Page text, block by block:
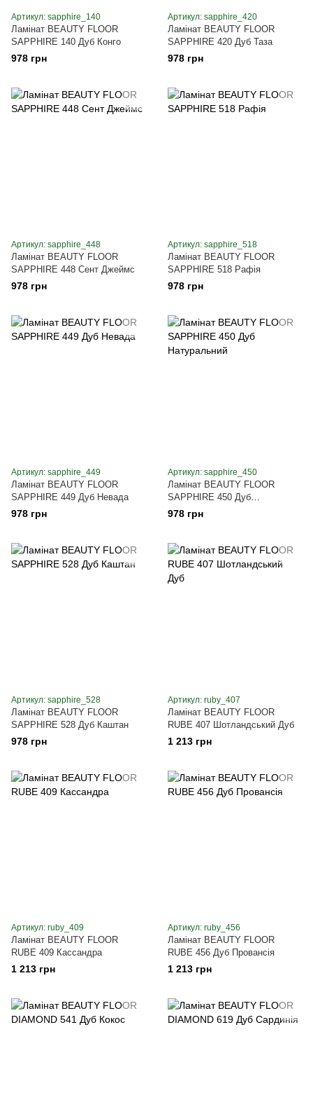
Артикул: sapphire_140
Ламінат BEAUTY FLOOR
SAPPHIRE 140 Дуб Конго
978 грн
Артикул: sapphire_420
Ламінат BEAUTY FLOOR
SAPPHIRE 420 Дуб Таза
978 грн
Артикул: sapphire_448
Ламінат BEAUTY FLOOR
SAPPHIRE 448 Сент Джеймс
978 грн
Артикул: sapphire_518
Ламінат BEAUTY FLOOR
SAPPHIRE 518 Рафія
978 грн
Артикул: sapphire_449
Ламінат BEAUTY FLOOR
SAPPHIRE 449 Дуб Невада
978 грн
Артикул: sapphire_450
Ламінат BEAUTY FLOOR
SAPPHIRE 450 Дуб
Натуральний
978 грн
Артикул: sapphire_528
Ламінат BEAUTY FLOOR
SAPPHIRE 528 Дуб Каштан
978 грн
Артикул: ruby_407
Ламінат BEAUTY FLOOR
RUBE 407 Шотландський Дуб
1 213 грн
Артикул: ruby_409
Ламінат BEAUTY FLOOR
RUBE 409 Кассандра
1 213 грн
Артикул: ruby_456
Ламінат BEAUTY FLOOR
RUBE 456 Дуб Провансія
1 213 грн